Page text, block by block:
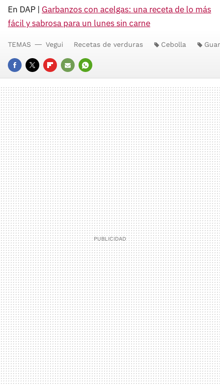
En DAP | Garbanzos con acelgas: una receta de lo más
fácil y sabrosa para un lunes sin carne
FACEBOOK
TWITTERFLIPBOARD
E-
MAIL
WHATSAPP
TEMAS Vegui Recetas de verduras Cebolla